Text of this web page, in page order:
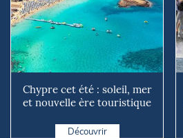
Chypre cet été : soleil, mer
et nouvelle ère touristique
Découvrir